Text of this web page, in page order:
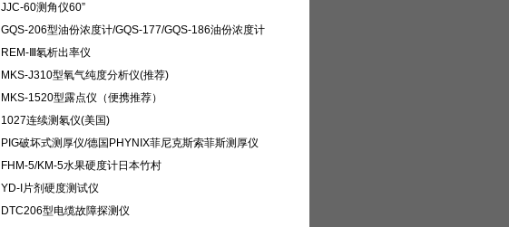
JJC-60测角仪60”
GQS-206型油份浓度计/GQS-177/GQS-186油份浓度计
REM-Ⅲ氡析出率仪
MKS-J310型氧气纯度分析仪(推荐)
MKS-1520型露点仪（便携推荐）
1027连续测氡仪(美国)
PIG破坏式测厚仪/德国PHYNIX菲尼克斯索菲斯测厚仪
FHM-5/KM-5水果硬度计日本竹村
YD-I片剂硬度测试仪
DTC206型电缆故障探测仪